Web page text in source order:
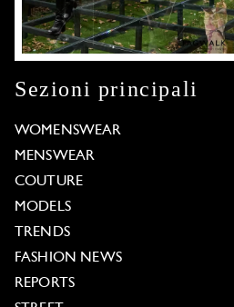
Sezioni principali
WOMENSWEAR
MENSWEAR
COUTURE
MODELS
TRENDS
FASHION NEWS
REPORTS